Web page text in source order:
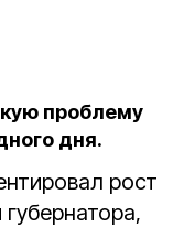
проблему
дня.
рост